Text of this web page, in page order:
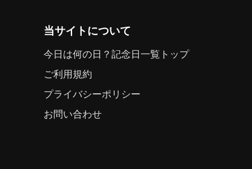
当サイトについて
今日は何の日？記念日一覧トップ
ご利用規約
プライバシーポリシー
お問い合わせ